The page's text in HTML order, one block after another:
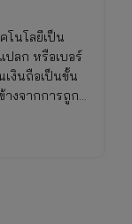
โนโลยีเป็น
ปลก หรือเบอร์
งินถือเป็นขั้น
งจากการถูก
รวบรวมวิธี